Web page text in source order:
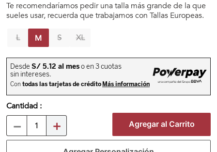
🤑 Zona Outlet
Mi cuenta
Favoritos
Tiendas
Te recomendaríamos pedir una talla más grande de la que
sueles usar, recuerda que trabajamos con Tallas Europeas.
L M S XL
Cantidad
＋
－ Agregar al Carrito